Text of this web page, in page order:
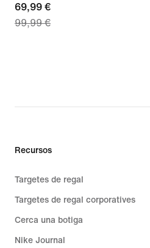
current
price
69,99 €
99,99 €
Recursos
Targetes de regal
Targetes de regal corporatives
Cerca una botiga
Nike Journal